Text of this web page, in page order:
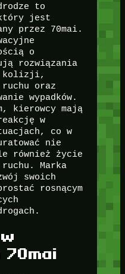
to
jest
przez 70mai.
o
rozwiązania
kolizji,
ruchu oraz
wypadków.
kierowcy mają
w
co w
nie
również życie
Marka
swoich
rosnącym